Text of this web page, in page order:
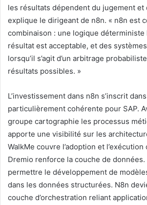
les résultats dépendent du jugement et
explique le dirigeant de n8n. « n8n est
combinaison : une logique déterministe
résultat est acceptable, et des
lorsqu’il s’agit d’un arbitrage
résultats possibles. »
L’investissement dans n8n s’inscrit
particulièrement cohérente pour SAP.
groupe cartographie les processus
apporte une visibilité sur les
WalkMe couvre l’adoption et
Dremio renforce la couche de
permettre le développement de
dans les données structurées. N8n
couche d’orchestration reliant